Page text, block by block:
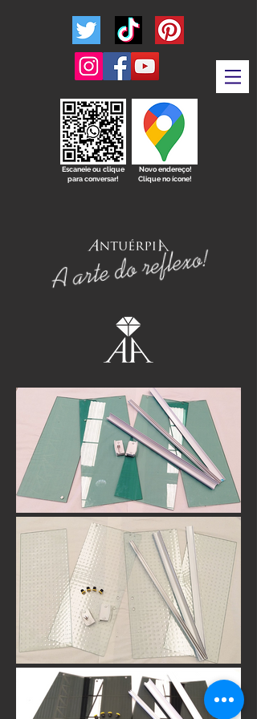
Escaneie ou clique
para conversar!
Novo endereço!
Clique no ícone!